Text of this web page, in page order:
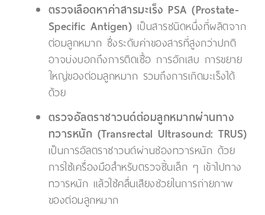
ตรวจเลือดหาค่าสารมะเร็ง PSA (Prostate-
Specific Antigen) เป็นสารชนิดหนึ่งที่ผลิตจาก
ต่อมลูกหมาก ซึ่งระดับค่าของสารที่สูงกว่าปกติ
อาจบ่งบอกถึงการติดเชื้อ การอักเสบ การขยาย
ใหญ่ของต่อมลูกหมาก รวมถึงการเกิดมะเร็งได้
ด้วย
ตรวจอัลตราซาวนด์ต่อมลูกหมากผ่านทาง
ทวารหนัก (Transrectal Ultrasound: TRUS)
เป็นการอัลตราซาวนด์ผ่านช่องทวารหนัก ด้วย
การใช้เครื่องมือสำหรับตรวจชิ้นเล็ก ๆ เข้าไปทาง
ทวารหนัก แล้วใช้คลื่นเสียงช่วยในการถ่ายภาพ
ของต่อมลูกหมาก